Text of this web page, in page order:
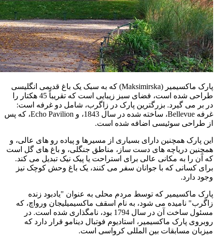
پارک ماکسیمیر (Maksimirska) که به سبک یک باغ قدیمی انگلیسی
طراحی شده است، فضای سبز زیبایی است که تقریباً 45 هکتار را
در بر می گیرد. بزرگترین پارک در زاگرب، شامل دو غرفه است:
غرفه Bellevue، ساخته شده در سال 1843، و Echo Pavilion، که پس
از طراحی سوئیسی اضافه شده است.
این پارک همچنین دارای بسیاری از مسیرها و پیاده رو های عالی، و
همچنین دریاچه های دست ساز، مناطق جنگلی، و باغ های گل است
که آن را به مکانی عالی برای استراحت یا پیک نیک تبدیل می کند.
برای کسانی که با جوانان سفر می کنند، یک باغ وحش کوچک نیز
وجود دارد.
پارک ماکسیمیر که توسط مردم محلی به عنوان "یادبود زنده
زاگرب" نامیده می شود، به نام اسقف ماکسیمیلیجان ورواچ، که
مسئول ساخت آن در سال 1794 بود، نامگذاری شده است. در
روبروی پارک ماکسیمیر، استادیوم فوتبال دینامو قرار دارد که
میزبان مسابقات بین المللی کرواسی است.